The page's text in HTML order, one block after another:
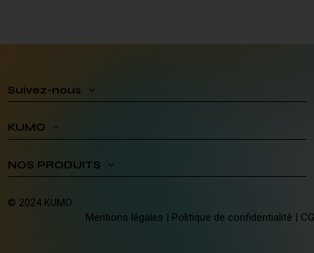
Suivez-nous
KUMO
NOS PRODUITS
© 2024 KUMO
Mentions légales | Politique de confidentialité |